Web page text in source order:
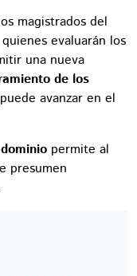
magistrados del
evaluarán los
una nueva
de los
avanzar en el
permite al
presumen